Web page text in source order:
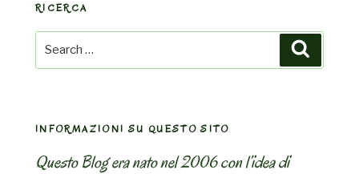
RICERCA
Search
for:
INFORMAZIONI SU QUESTO SITO
Questo Blog era nato nel 2006 con l’idea di